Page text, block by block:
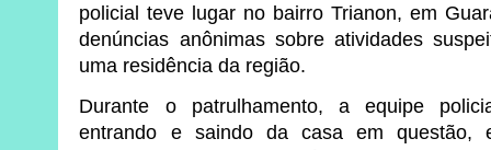
policial teve lugar no bairro Trianon, em
denúncias anônimas sobre atividades
uma residência da região.
Durante o patrulhamento, a equipe
entrando e saindo da casa em questão,